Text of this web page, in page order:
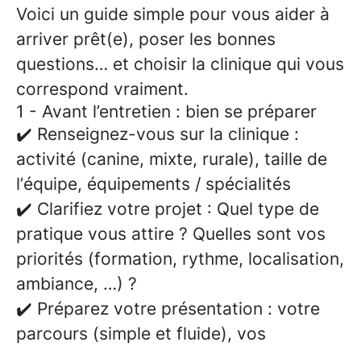
Voici un guide simple pour vous aider à
arriver prêt(e), poser les bonnes
questions… et choisir la clinique qui vous
correspond vraiment.
1 - Avant l’entretien : bien se préparer
✔️ Renseignez-vous sur la clinique :
activité (canine, mixte, rurale), taille de
l’équipe, équipements / spécialités
✔️ Clarifiez votre projet : Quel type de
pratique vous attire ? Quelles sont vos
priorités (formation, rythme, localisation,
ambiance, …) ?
✔️ Préparez votre présentation : votre
parcours (simple et fluide), vos